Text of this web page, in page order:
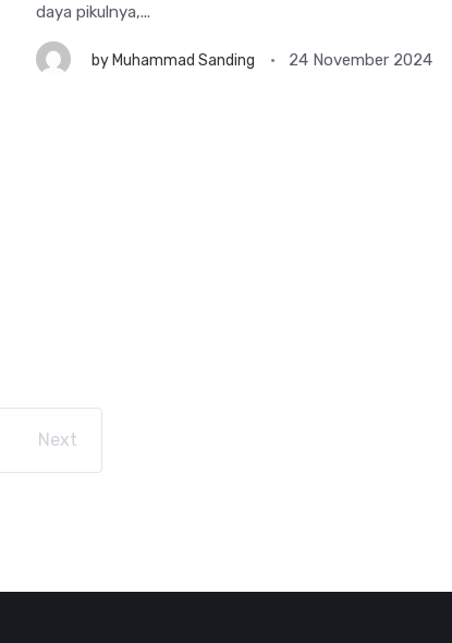
daya pikulnya,...
by Muhammad Sanding 24 November 2024
Next